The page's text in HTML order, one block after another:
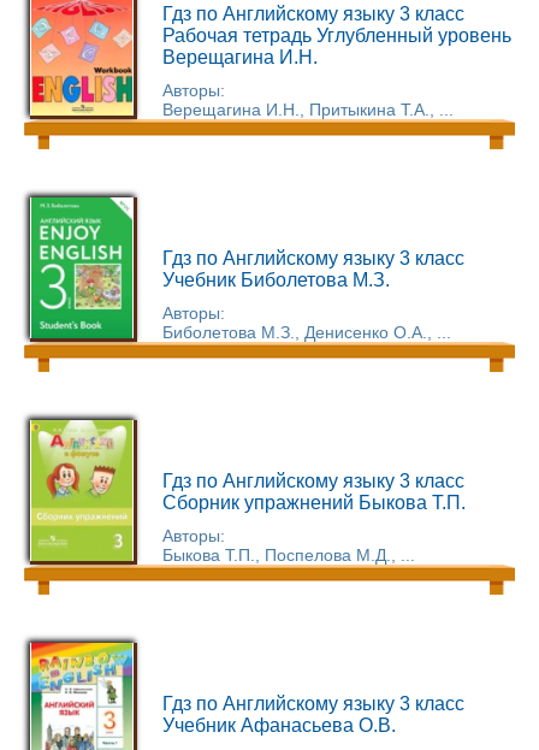
Гдз по Английскому языку 3 класс
Рабочая тетрадь Углубленный уровень
Верещагина И.Н.
Авторы:
Верещагина И.Н., Притыкина Т.А., ...
Гдз по Английскому языку 3 класс
Учебник Биболетова М.З.
Авторы:
Биболетова М.З., Денисенко О.А., ...
Гдз по Английскому языку 3 класс
Сборник упражнений Быкова Т.П.
Авторы:
Быкова Т.П., Поспелова М.Д., ...
Гдз по Английскому языку 3 класс
Учебник Афанасьева О.В.